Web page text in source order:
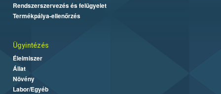
Rendszerszervezés és felügyelet
Termékpálya-ellenőrzés
Ügyintézés
Élelmiszer
Állat
Növény
Labor/Egyéb